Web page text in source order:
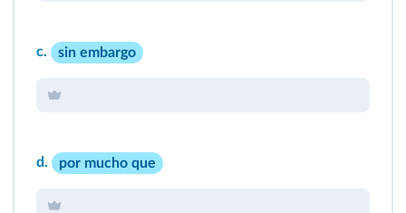
c. sin embargo
d. por mucho que